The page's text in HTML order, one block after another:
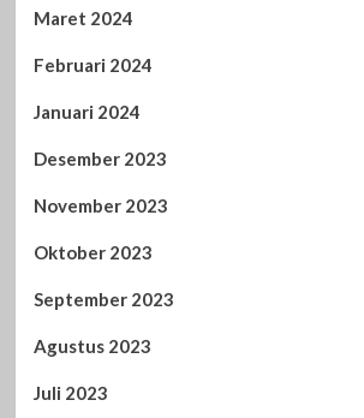
Maret 2024
Februari 2024
Januari 2024
Desember 2023
November 2023
Oktober 2023
September 2023
Agustus 2023
Juli 2023